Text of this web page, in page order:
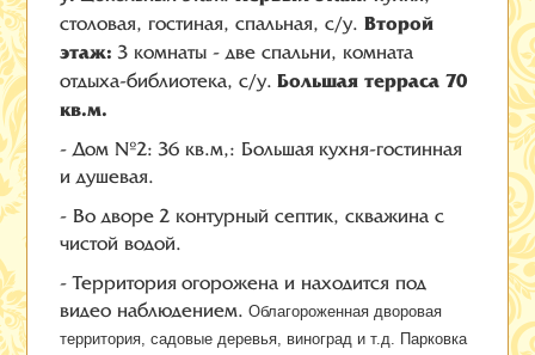
столовая, гостиная, спальная, с/у. Второй
этаж: 3 комнаты - две спальни, комната
отдыха-библиотека, с/у. Большая терраса 70
кв.м.
- Дом №2: 36 кв.м,: Большая кухня-гостинная
и душевая.
- Во дворе 2 контурный септик, скважина с
чистой водой.
- Территория огорожена и находится под
видео наблюдением.Облагороженная дворовая
территория, садовые деревья, виноград и т.д. Парковка